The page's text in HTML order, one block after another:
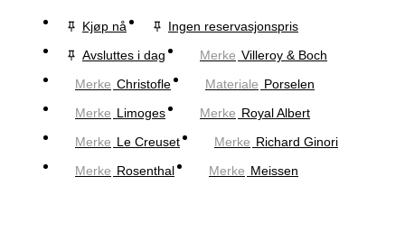
Kjøp nå
Ingen reservasjonspris
Avsluttes i dag
Merke Villeroy & Boch
Merke Christofle Materiale Porselen
Merke Limoges Merke Royal Albert
Merke Le Creuset Merke Richard Ginori
Merke Rosenthal Merke Meissen